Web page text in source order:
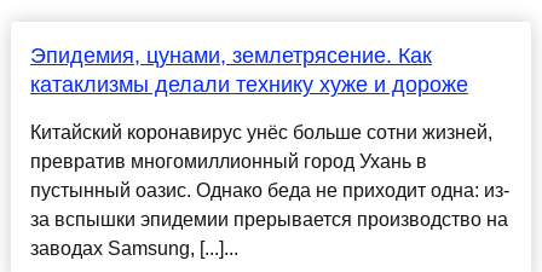
Эпидемия, цунами, землетрясение. Как
катаклизмы делали технику хуже и дороже
Китайский коронавирус унёс больше сотни жизней,
превратив многомиллионный город Ухань в
пустынный оазис. Однако беда не приходит одна: из-
за вспышки эпидемии прерывается производство на
заводах Samsung, [...]...